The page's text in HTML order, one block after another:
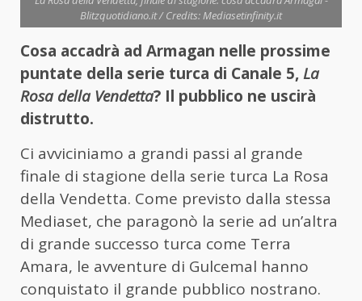
Blitzquotidiano.it / Credits: Mediasetinfinity.it
Cosa accadrà ad Armagan nelle prossime
puntate della serie turca di Canale 5,La
Rosa della Vendetta? Il pubblico ne uscirà
distrutto.
Ci avviciniamo a grandi passi al grande
finale di stagione della serie turca La Rosa
della Vendetta. Come previsto dalla stessa
Mediaset, che paragonò la serie ad un’altra
di grande successo turca come Terra
Amara, le avventure di Gulcemal hanno
conquistato il grande pubblico nostrano.